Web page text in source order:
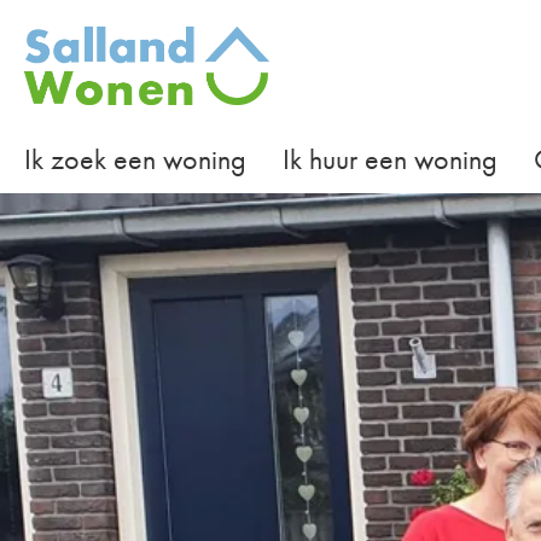
Naar de homepage
Ik zoek een woning Ik huur een woning